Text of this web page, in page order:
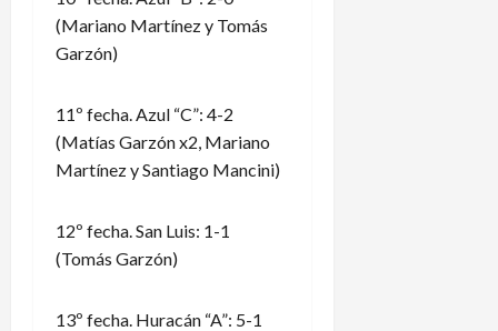
(Mariano Martínez y Tomás
Garzón)
11º fecha. Azul “C”: 4-2
(Matías Garzón x2, Mariano
Martínez y Santiago Mancini)
12º fecha. San Luis: 1-1
(Tomás Garzón)
13º fecha. Huracán “A”: 5-1